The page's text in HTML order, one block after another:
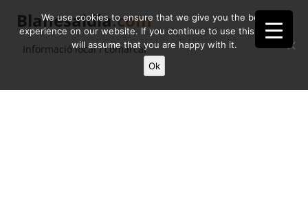
Blanesaldia.com
Informació local i comarcal
We use cookies to ensure that we give you the best
experience on our website. If you continue to use this site we
will assume that you are happy with it.
Ok